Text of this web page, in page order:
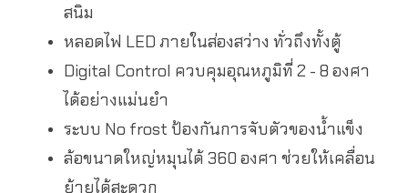
สนิม
หลอดไฟ LED ภายในส่องสว่าง ทั่วถึงทั้งตู้
Digital Control ควบคุมอุณหภูมิที่ 2 - 8 องศา
ได้อย่างแม่นยำ
ระบบ No frost ป้องกันการจับตัวของน้ำแข็ง
ล้อขนาดใหญ่หมุนได้ 360 องศา ช่วยให้เคลื่อน
ย้ายได้สะดวก